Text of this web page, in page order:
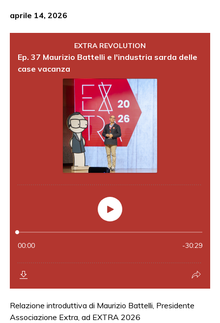
aprile 14, 2026
Relazione introduttiva di Maurizio Battelli, Presidente
Associazione Extra, ad EXTRA 2026